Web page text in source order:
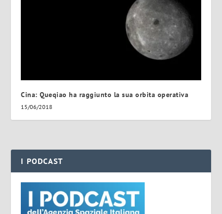
Cina: Queqiao ha raggiunto la sua orbita operativa
15/06/2018
I PODCAST